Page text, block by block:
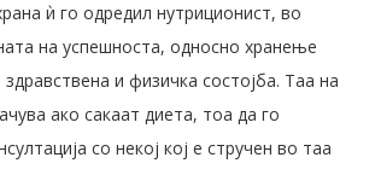
ѝ го одредил нутриционист, во
на успешноста, односно хранење
и физичка состојба. Таа на
ако сакаат диета, тоа да го
со некој кој е стручен во таа